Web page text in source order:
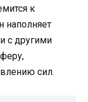
к
наполняет
с другими
сил.